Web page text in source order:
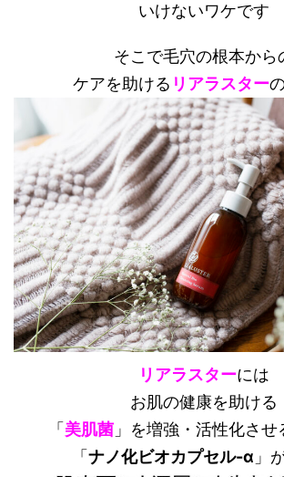
いけないワケです
そこで毛穴の根本から
ケアを助ける リアラスター
リアラスターには
お肌の健康を助ける
「 美肌菌 」を増強・活性化させ
「 ナノ化ビオカプセル-α 」